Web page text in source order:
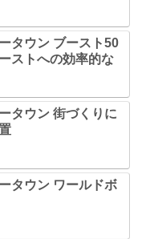
タウン ブースト50
ストへの効率的な
タウン 街づくりに
タウン ワールドボ